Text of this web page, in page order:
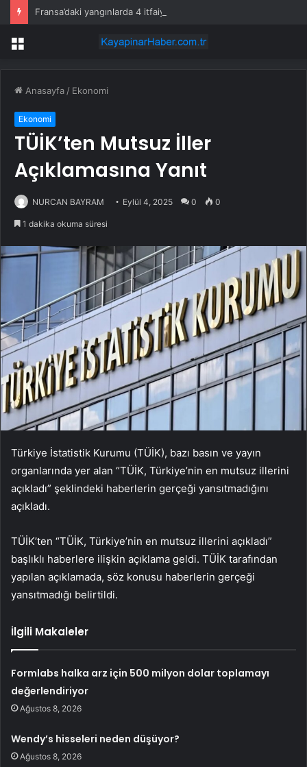
Fransa’daki yangınlarda 4 itfaiye eri hayatını kaybetti
Menü
Anasayfa / Ekonomi
Ekonomi
TÜİK’ten Mutsuz İller
Açıklamasına Yanıt
NURCAN BAYRAM Eylül 4, 2025 0 0
1 dakika okuma süresi
Türkiye İstatistik Kurumu (TÜİK), bazı basın ve yayın
organlarında yer alan “TÜİK, Türkiye’nin en mutsuz illerini
açıkladı” şeklindeki haberlerin gerçeği yansıtmadığını
açıkladı.
TÜİK’ten “TÜİK, Türkiye’nin en mutsuz illerini açıkladı”
başlıklı haberlere ilişkin açıklama geldi. TÜİK tarafından
yapılan açıklamada, söz konusu haberlerin gerçeği
yansıtmadığı belirtildi.
İlgili Makaleler
Formlabs halka arz için 500 milyon dolar toplamayı
değerlendiriyor
Ağustos 8, 2026
Wendy’s hisseleri neden düşüyor?
Ağustos 8, 2026